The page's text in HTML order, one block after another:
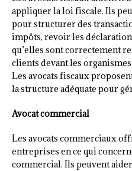
appliquer la loi fiscale. Ils
pour structurer des
impôts, revoir les
qu’elles sont correctement
clients devant les
Les avocats fiscaux
la structure adéquate pour
Avocat commercial
Les avocats commerciaux
entreprises en ce qui
commercial. Ils peuvent